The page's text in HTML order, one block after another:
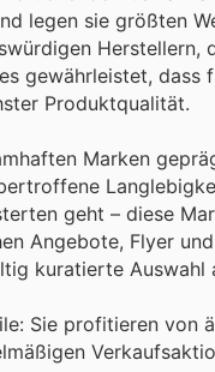
legen sie größten
gewährleistet, dass
Produktqualität.
Marken
geht – diese
Angebote, Flyer
kuratierte
Sie profitieren von